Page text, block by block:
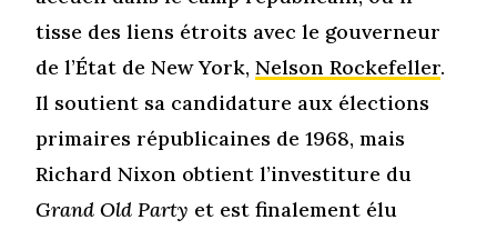
tisse des liens étroits avec le gouverneur
de l’État de New York,Nelson Rockefeller.
Il soutient sa candidature aux élections
primaires républicaines de 1968, mais
Richard Nixon obtient l’investiture du
Grand Old Party et est finalement élu